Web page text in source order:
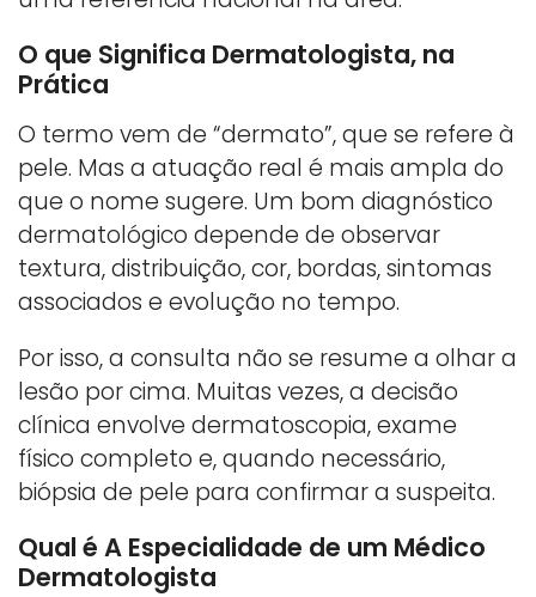
O que Significa Dermatologista, na
Prática
O termo vem de “dermato”, que se refere à
pele. Mas a atuação real é mais ampla do
que o nome sugere. Um bom diagnóstico
dermatológico depende de observar
textura, distribuição, cor, bordas, sintomas
associados e evolução no tempo.
Por isso, a consulta não se resume a olhar a
lesão por cima. Muitas vezes, a decisão
clínica envolve dermatoscopia, exame
físico completo e, quando necessário,
biópsia de pele para confirmar a suspeita.
Qual é A Especialidade de um Médico
Dermatologista